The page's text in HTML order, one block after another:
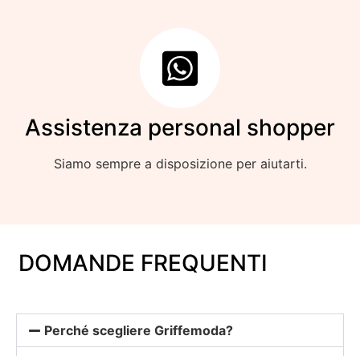
Assistenza personal shopper
Siamo sempre a disposizione per aiutarti.
DOMANDE FREQUENTI
Perché scegliere Griffemoda?